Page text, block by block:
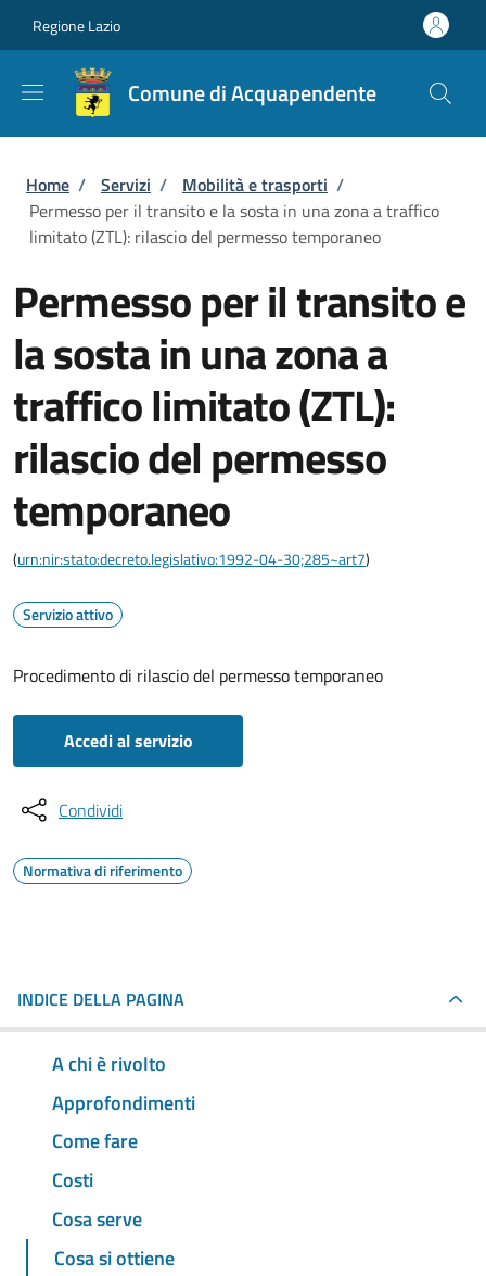
Regione Lazio
Comune di Acquapendente
Briciole di pane
Home / Servizi / Mobilità e trasporti /
Permesso per il transito e la sosta in una zona a traffico
limitato (ZTL): rilascio del permesso temporaneo
Permesso per il transito e
la sosta in una zona a
traffico limitato (ZTL):
rilascio del permesso
temporaneo
(urn:nir:stato:decreto.legislativo:1992-04-30;285~art7)
Servizio attivo
Procedimento di rilascio del permesso temporaneo
Accedi al servizio
Condividi
Normativa di riferimento
INDICE DELLA PAGINA
A chi è rivolto
Approfondimenti
Come fare
Costi
Cosa serve
Cosa si ottiene